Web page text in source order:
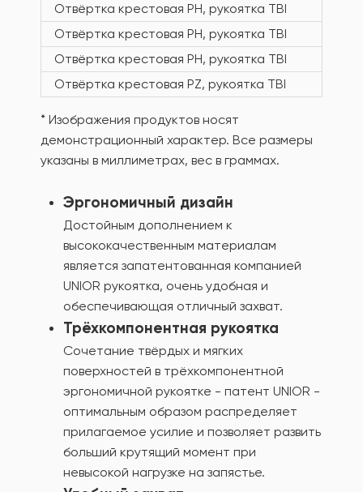
Отвёртка крестовая PH, рукоятка TBI
Отвёртка крестовая PH, рукоятка TBI
Отвёртка крестовая PH, рукоятка TBI
Отвёртка крестовая PZ, рукоятка TBI
* Изображения продуктов носят
демонстрационный характер. Все размеры
указаны в миллиметрах, вес в граммах.
Эргономичный дизайн
Достойным дополнением к
высококачественным материалам
является запатентованная компанией
UNIOR рукоятка, очень удобная и
обеспечивающая отличный захват.
Трёхкомпонентная рукоятка
Сочетание твёрдых и мягких
поверхностей в трёхкомпонентной
эргономичной рукоятке - патент UNIOR -
оптимальным образом распределяет
прилагаемое усилие и позволяет развить
больший крутящий момент при
невысокой нагрузке на запястье.